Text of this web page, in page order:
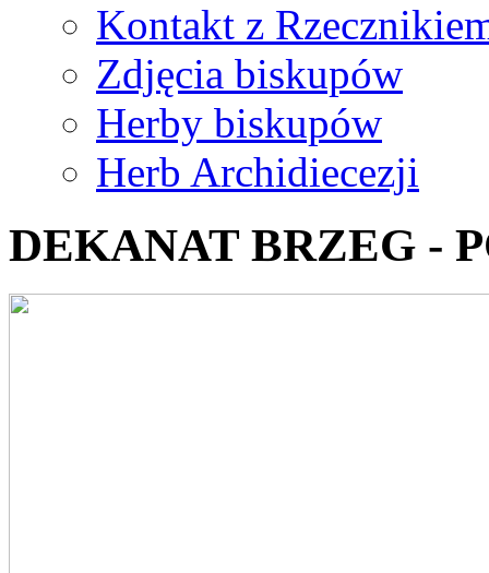
Kontakt z
Zdjęcia biskupów
Herby biskupów
Herb Archidiecezji
DEKANAT BRZEG -